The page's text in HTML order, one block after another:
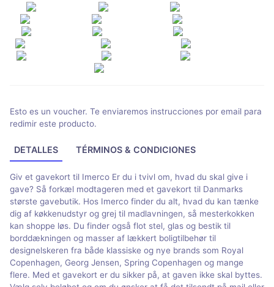
Esto es un voucher. Te enviaremos instrucciones por email para
redimir este producto.
DETALLES TÉRMINOS & CONDICIONES
Giv et gavekort til Imerco Er du i tvivl om, hvad du skal give i
gave? Så forkæl modtageren med et gavekort til Danmarks
største gavebutik. Hos Imerco finder du alt, hvad du kan tænke
dig af køkkenudstyr og grej til madlavningen, så mesterkokken
kan shoppe løs. Du finder også flot stel, glas og bestik til
borddækningen og masser af lækkert boligtilbehør til
designelskeren fra både klassiske og nye brands som Royal
Copenhagen, Georg Jensen, Spring Copenhagen og mange
flere. Med et gavekort er du sikker på, at gaven ikke skal byttes.